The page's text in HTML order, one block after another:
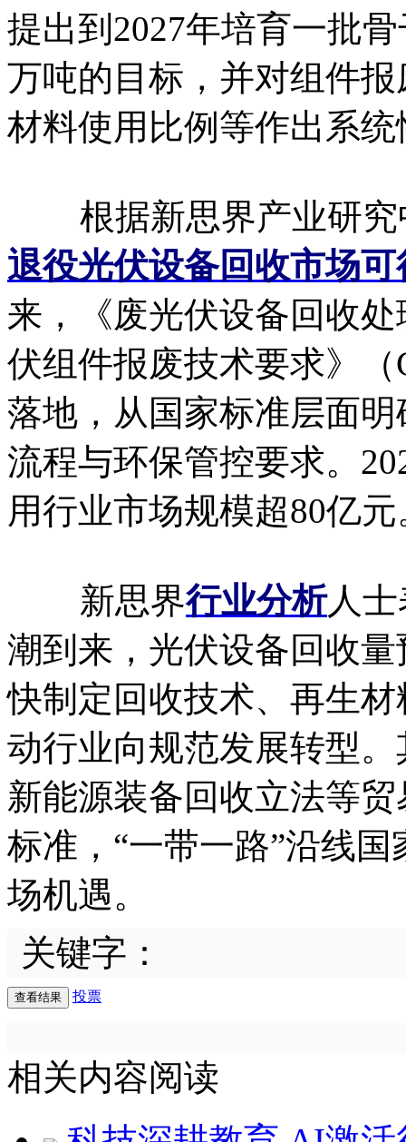
提出到2027年培育一批
万吨的目标，并对组件
材料使用比例等作出系
根据新思界产业研究
退役光伏设备回收市场
来，《废光伏设备回收
伏组件报废技术要求》（
落地，从国家标准层面
流程与环保管控要求。
用行业市场规模超80亿元
新思界行业分析人士
潮到来，光伏设备回收
快制定回收技术、再生
动行业向规范发展转型
新能源装备回收立法等
标准，“一带一路”沿线
场机遇。
关键字：
投票
相关内容阅读